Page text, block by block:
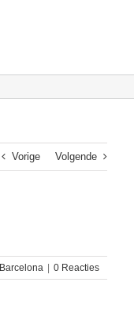
Vorige Volgende
Barcelona 0 Reacties